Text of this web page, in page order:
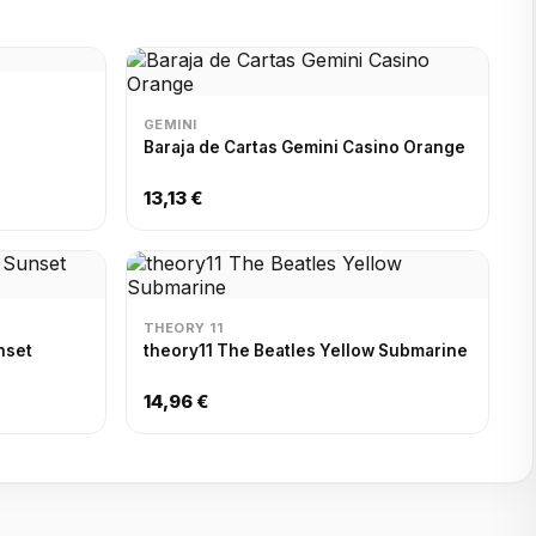
GEMINI
Baraja de Cartas Gemini Casino Orange
13,13 €
THEORY 11
theory11 The Beatles Yellow Submarine
14,96 €